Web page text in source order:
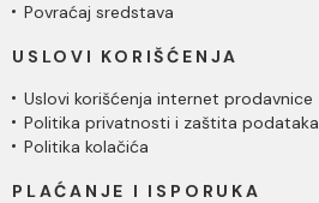
Povraćaj sredstava
USLOVI KORIŠĆENJA
Uslovi korišćenja internet prodavnice
Politika privatnosti i zaštita podataka
Politika kolačića
PLAĆANJE I ISPORUKA